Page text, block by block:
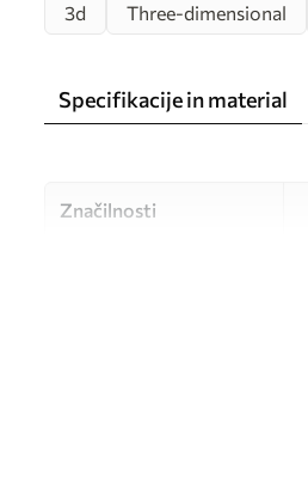
3d Three-dimensional
Specifikacije in material
Značilnosti